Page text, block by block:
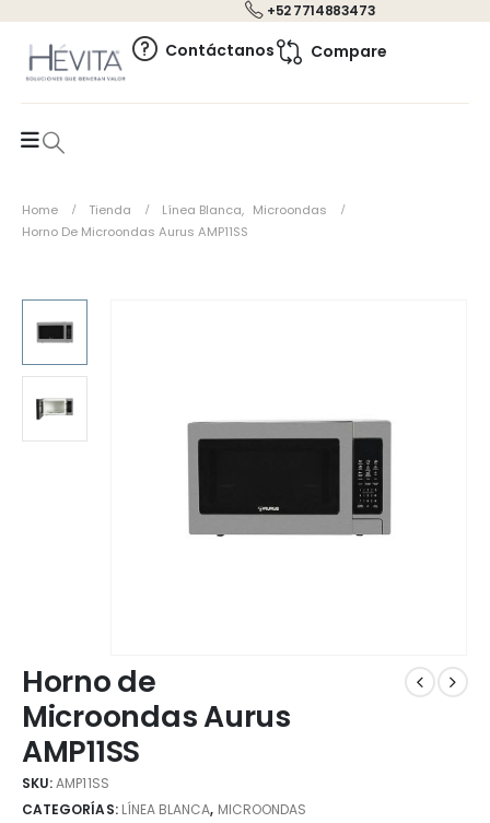
+52 7714883473
Contáctanos Compare
Home Tienda Línea Blanca, Microondas
Horno De Microondas Aurus AMP11SS
Horno de
Microondas Aurus
AMP11SS
SKU:AMP11SS
CATEGORÍAS: LÍNEA BLANCA, MICROONDAS